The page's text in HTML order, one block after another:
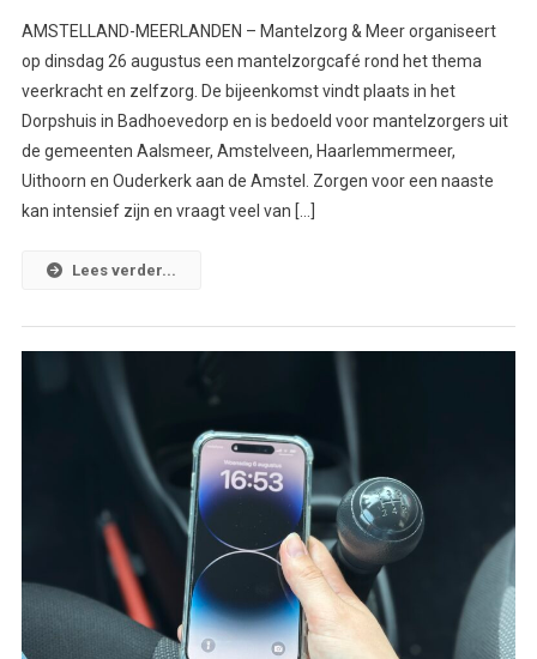
AMSTELLAND-MEERLANDEN – Mantelzorg & Meer organiseert
op dinsdag 26 augustus een mantelzorgcafé rond het thema
veerkracht en zelfzorg. De bijeenkomst vindt plaats in het
Dorpshuis in Badhoevedorp en is bedoeld voor mantelzorgers uit
de gemeenten Aalsmeer, Amstelveen, Haarlemmermeer,
Uithoorn en Ouderkerk aan de Amstel. Zorgen voor een naaste
kan intensief zijn en vraagt veel van […]
Lees verder...